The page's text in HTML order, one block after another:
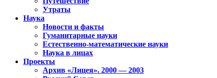
Утраты
Наука
Новости и факты
Гуманитарные науки
Естественно-математические науки
Наука в лицах
Проекты
Архив «Лицея». 2000 — 2003